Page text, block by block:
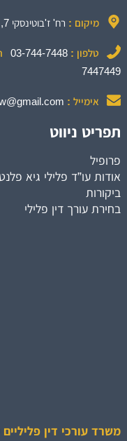
מיקום : רח' ז'בוטינסקי 7, מגדל משה אביב ק' 27, רמת גן 5252007
טלפון : 03-744-7448
7447449
אימייל :
תפריט ניווט
פרופיל
אודות עו”ד פלילי גיא
ביקורות
בחירת עורך דין פלילי
משרד עורכי דין פליליים